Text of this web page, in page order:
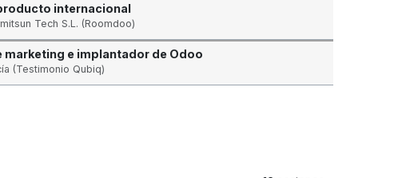
internacional
Tech S.L. (Roomdoo)
marketing e implantador de Odoo
(Testimonio Qubiq)